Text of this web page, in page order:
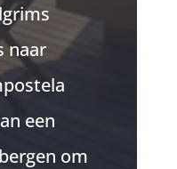
naar
een
om